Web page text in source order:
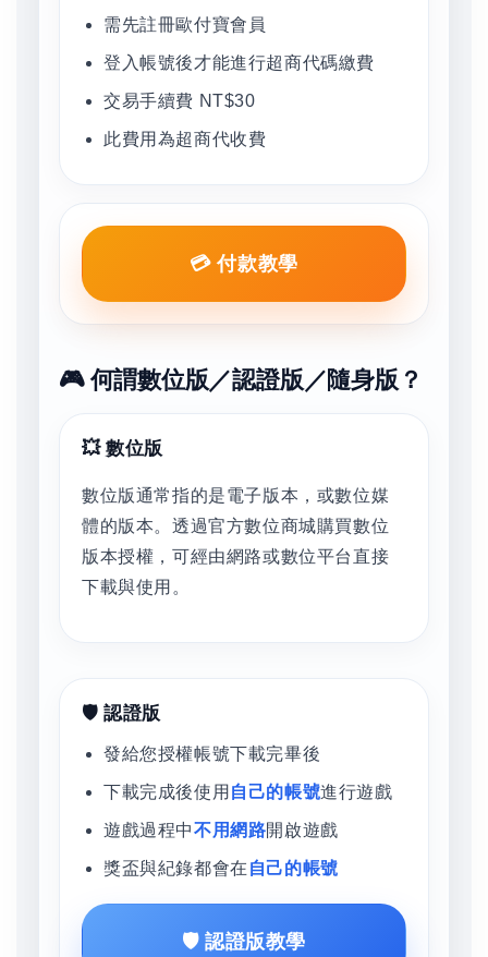
需先註冊歐付寶會員
登入帳號後才能進行超商代碼繳費
交易手續費 NT$30
此費用為超商代收費
💳 付款教學
🎮 何謂數位版／認證版／隨身版？
💥 數位版
數位版通常指的是電子版本，或數位媒
體的版本。透過官方數位商城購買數位
版本授權，可經由網路或數位平台直接
下載與使用。
🛡️ 認證版
發給您授權帳號下載完畢後
下載完成後使用 自己的帳號進行遊戲
遊戲過程中不用網路開啟遊戲
獎盃與紀錄都會在 自己的帳號
🛡️ 認證版教學